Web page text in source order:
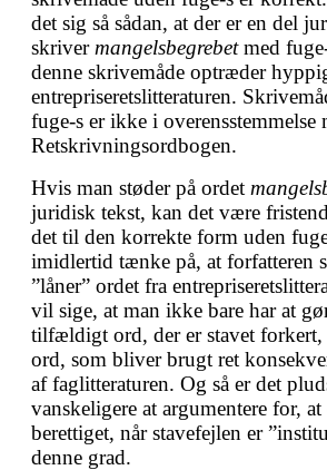
det sig så sådan, at der er en del
skriver mangelsbegrebetmed
denne skrivemåde optræder
entrepriseretslitteraturen.
fuge-s er ikke i overensstemmelse
Retskrivningsordbogen.
Hvis man støder på ordet
juridisk tekst, kan det være
det til den korrekte form uden
imidlertid tænke på, at forfatteren
”låner” ordet fra
vil sige, at man ikke bare har at
tilfældigt ord, der er stavet forkert,
ord, som bliver brugt ret
af faglitteraturen. Og så er det
vanskeligere at argumentere for, at
berettiget, når stavefejlen er
denne grad.